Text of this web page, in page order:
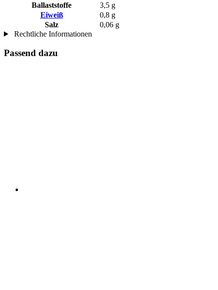
Ballaststoffe
3,5 g
Eiweiß
0,8 g
Salz
0,06 g
Rechtliche Informationen
Passend dazu